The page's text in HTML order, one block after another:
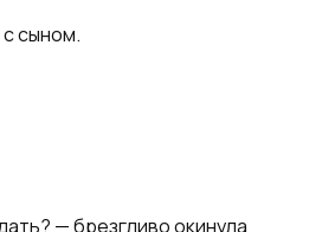
сыном.
— брезгливо окинула